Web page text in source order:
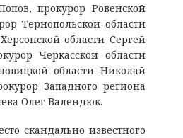
прокурор Ровенской
Тернопольской области
области Сергей
Черкасской области
области Николай
Западного региона
Олег Валендюк.
скандально известного